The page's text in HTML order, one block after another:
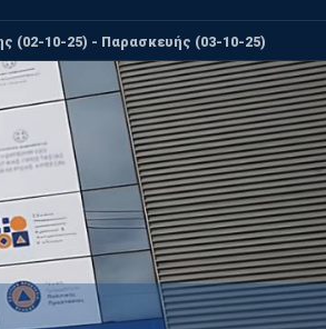
(02-10-25) - Παρασκευής (03-10-25)